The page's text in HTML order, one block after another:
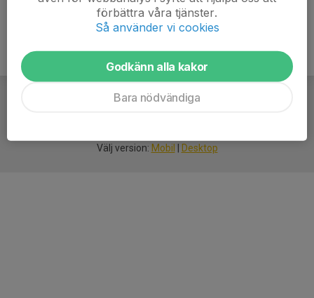
Välj version: Mobil Desktop
förbättra våra tjänster.
Så använder vi cookies
Godkänn alla kakor
Bara nödvändiga